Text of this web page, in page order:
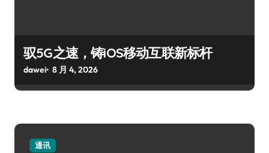
驭5G之速，铸iOS移动互联新标杆
dawei 8 月 4, 2026
通讯